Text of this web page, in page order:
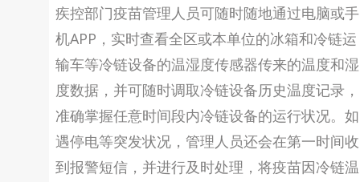
疾控部门疫苗管理人员可随时随地通过电脑或手
机APP，实时查看全区或本单位的冰箱和冷链运
输车等冷链设备的温湿度传感器传来的温度和湿
度数据，并可随时调取冷链设备历史温度记录，
准确掌握任意时间段内冷链设备的运行状况。如
遇停电等突发状况，管理人员还会在第一时间收
到报警短信，并进行及时处理，将疫苗因冷链温